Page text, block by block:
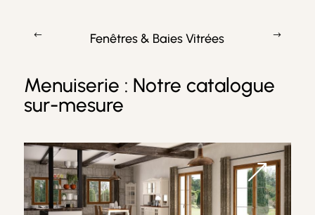
Fenêtres & Baies Vitrées
Menuiserie : Notre catalogue
sur-mesure